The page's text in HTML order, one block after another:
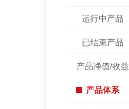
运行中产品
已结束产品
产品净值/收益
产品体系